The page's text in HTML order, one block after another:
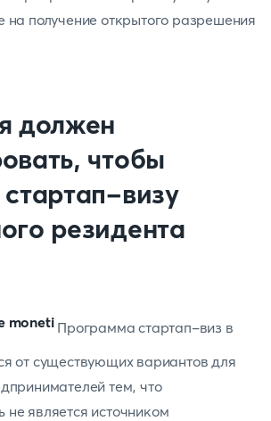
на получение открытого разрешения
должен
чтобы
стартап-визу
резидента
Программа стартап-виз в
от существующих вариантов для
тем, что
не является источником